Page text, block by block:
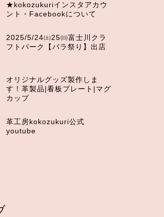
★kokozukuriインスタアカウ
ント・Facebookについて
2025/5/24㈯25㈰富士川クラ
フトパーク【バラ祭り】出店
オリジナルグッズ製作しま
す！革製品|看板プレート|マグ
カップ
革工房kokozukuri公式
youtube